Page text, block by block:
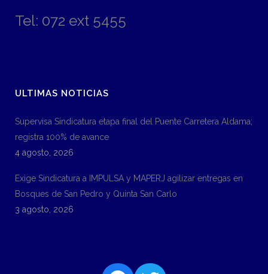
Tel: 072 ext 5455
ULTIMAS NOTICIAS
Supervisa Sindicatura etapa final del Puente Carretera Aldama;
registra 100% de avance
4 agosto, 2026
Exige Sindicatura a IMPULSA y MAPERJ agilizar entregas en
Bosques de San Pedro y Quinta San Carlo
3 agosto, 2026